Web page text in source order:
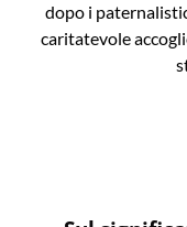
dopo i
caritatevole